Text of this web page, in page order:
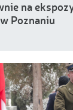
na
Poznaniu